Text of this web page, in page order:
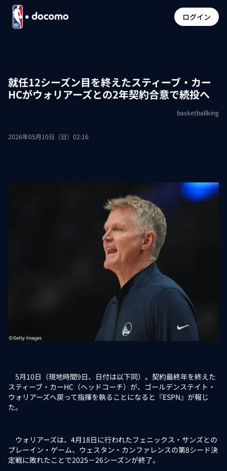
ログイン
就任12シーズン目を終えたスティーブ・カー
HCがウォリアーズとの2年契約合意で続投へ
basketballking
2026年05月10日（日）02:16
5月10日（現地時間9日、日付は以下同）。契約最終年を終えた
スティーブ・カーHC（ヘッドコーチ）が、ゴールデンステイト・
ウォリアーズへ戻って指揮を執ることになると『ESPN』が報じ
た。
ウォリアーズは、4月18日に行われたフェニックス・サンズとの
プレーイン・ゲーム、ウェスタン・カンファレンスの第8シード決
定戦に敗れたことで2025－26シーズンが終了。